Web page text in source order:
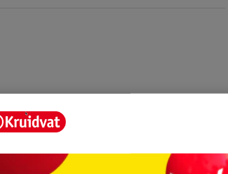
even voor gebruik en houd deze vijftien
Geniet vervolgens van de bescherming en
verzorging centraal staat. Omdat Dove